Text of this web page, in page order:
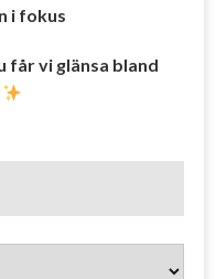
i fokus
får vi glänsa bland